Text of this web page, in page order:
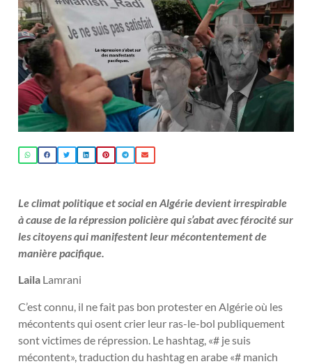
Le climat politique et social en Algérie devient irrespirable
à cause de la répression policière qui s’abat avec férocité sur
les citoyens qui manifestent leur mécontentement de
manière pacifique.
Laila Lamrani
C’est connu, il ne fait pas bon protester en Algérie où les
mécontents qui osent crier leur ras-le-bol publiquement
sont victimes de répression. Le hashtag, «# je suis
mécontent», traduction du hashtag en arabe «# manich